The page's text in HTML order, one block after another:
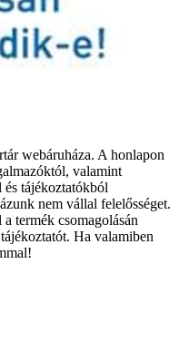
webáruháza. A honlapon
valamint
tájékoztatókból
nem vállal felelősséget.
termék csomagolásán
Ha valamiben